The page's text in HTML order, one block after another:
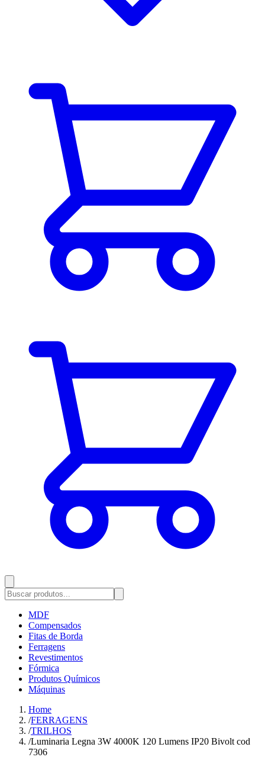
MDF
Compensados
Fitas de Borda
Ferragens
Revestimentos
Fórmica
Produtos Químicos
Máquinas
Home
/FERRAGENS
/TRILHOS
/Luminaria Legna 3W 4000K 120 Lumens IP20 Bivolt cod
7306